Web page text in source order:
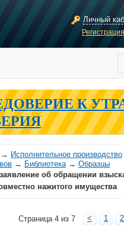
Личный
К
→ Исполнительное производство
→ Библиотека→ Образцы
об обращении
нажитого имущества
Страница 4 из 7 < 1 2